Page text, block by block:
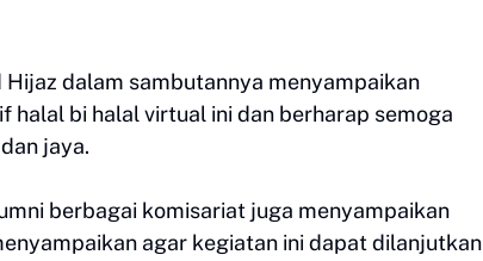
Hijaz dalam sambutannya menyampaikan
halal bi halal virtual ini dan berharap semoga
jaya.
berbagai komisariat juga menyampaikan
agar kegiatan ini dapat dilanjutkan